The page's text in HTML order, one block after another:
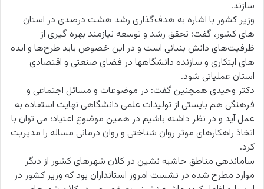
سازند.
وزیر کشور با اشاره به هدف‌گذاری رشد هشت درصدی در استان
های کشور، گفت: تحقق رشد و توسعه نیازمند بهره گیری از
ظرفیت‌های دانش بنیانی است و در این خصوص باید طرح‌ها و ایده
های ابتکاری و سازنده دانشگاهها در فضای صنعتی و اقتصادی
استان عملیاتی شود.
دکتر وحیدی همچنین گفت: در موضوعات و مسائل اجتماعی و
فرهنگی هم بایستی از تولیدات علمی دانشگاهی نهایت استفاده به
عمل آید و در نظر داشته باشیم در همین موضوع اعتیاد؛ می توان با
اتخاذ راهکارهای موثر روان شناختی و روان درمانی مساله را مدیریت
کرد.
ساماندهی مناطق حاشیه نشین در کلان شهرهای کشور از دیگر
موارد مطرح شده در نشست امروز استانداران بود که وزیر کشور در